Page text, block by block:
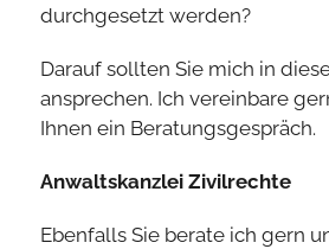
durchgesetzt werden?
Darauf sollten Sie mich in
ansprechen. Ich vereinbare
Ihnen ein Beratungsgespräch.
Anwaltskanzlei Zivilrechte
Ebenfalls Sie berate ich gern